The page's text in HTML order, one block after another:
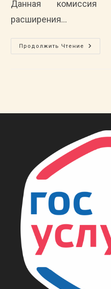
Данная
расширения…
Продолжить Чтение